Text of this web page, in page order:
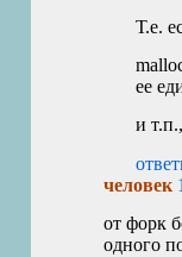
Т.е.
ее
и
человек
от форк
одного